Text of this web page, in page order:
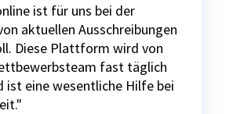
ist für uns bei der
aktuellen Ausschreibungen
Diese Plattform wird von
fast täglich
ist eine wesentliche Hilfe bei